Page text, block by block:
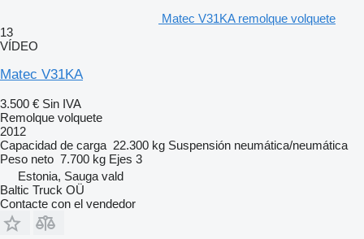
Matec V31KA remolque volquete
13
VÍDEO
Matec V31KA
3.500 € Sin IVA
Remolque volquete
2012
Capacidad de carga 22.300 kg Suspensión neumática/neumática
Peso neto 7.700 kg Ejes 3
Estonia, Sauga vald
Baltic Truck OÜ
Contacte con el vendedor